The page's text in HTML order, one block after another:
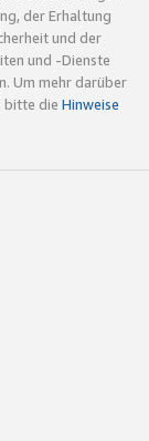
der Erhaltung
und der
und -Dienste
Um mehr darüber
bitte die Hinweise